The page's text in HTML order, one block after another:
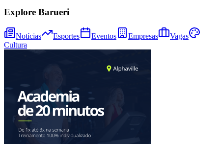
Juventude
Explore Barueri
Notícias Esportes Eventos Empresas
Vagas
Cultura